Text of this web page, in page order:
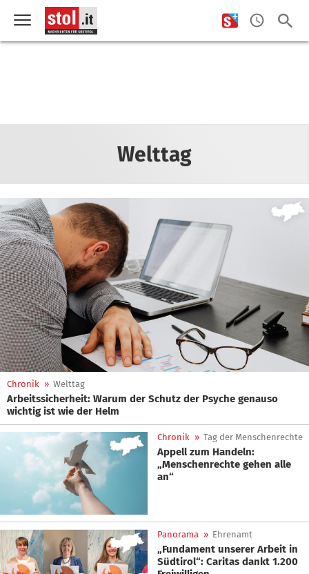
Welttag
Chronik » Welttag
Arbeitssicherheit: Warum der Schutz der Psyche genauso
wichtig ist wie der Helm
Chronik » Tag der Menschenrechte
Appell zum Handeln:
„Menschenrechte gehen alle
an“
Panorama » Ehrenamt
„Fundament unserer Arbeit in
Südtirol“: Caritas dankt 1.200